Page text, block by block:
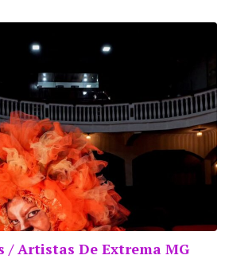
/ Artistas De Extrema MG